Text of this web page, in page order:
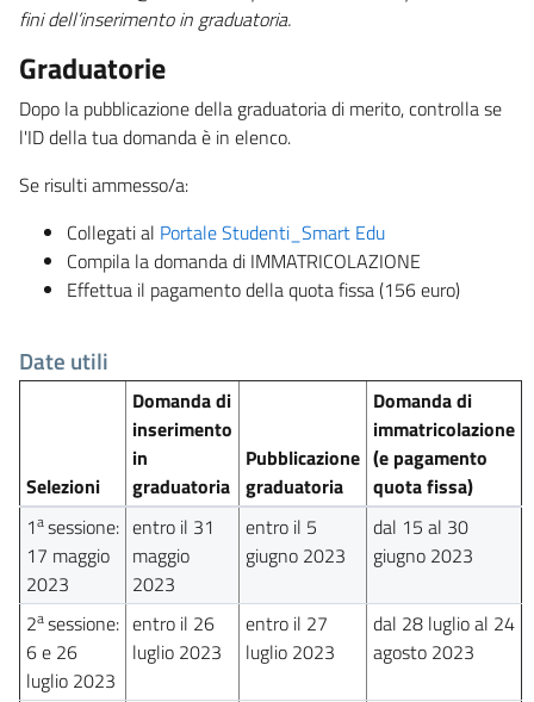
fini dell’inserimento in graduatoria.
Graduatorie
Dopo la pubblicazione della graduatoria di merito, controlla se
l'ID della tua domanda è in elenco.
Se risulti ammesso/a:
Collegati al Portale Studenti_Smart Edu
Compila la domanda di IMMATRICOLAZIONE
Effettua il pagamento della quota fissa (156 euro)
Date utili
Selezioni
Domanda di
inserimento
in
graduatoria
Pubblicazione
graduatoria
Domanda di
immatricolazione
(e pagamento
quota fissa)
1asessione:
17 maggio
2023
entro il 31
maggio
2023
entro il 5
giugno 2023
dal 15 al 30
giugno 2023
2asessione:
6 e 26
luglio 2023
entro il 26
luglio 2023
entro il 27
luglio 2023
dal 28 luglio al 24
agosto 2023